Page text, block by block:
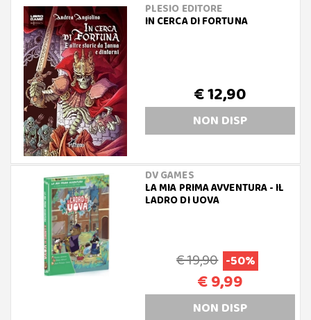
PLESIO EDITORE
IN CERCA DI FORTUNA
€ 12,90
NON DISP
DV GAMES
LA MIA PRIMA AVVENTURA - IL
LADRO DI UOVA
€ 19,90 -50%
€ 9,99
NON DISP